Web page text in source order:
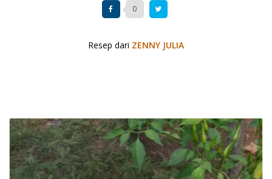
0
Resep dari ZENNY JULIA